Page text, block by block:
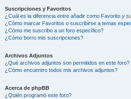
Suscripciones y Favoritos
¿Cuál es la diferencia entre añadir como Favorito y
¿Cómo marcar Favoritos o suscribirse a temas
¿Cómo me suscribo a un foro específico?
¿Cómo borro mis suscripciones?
Archivos Adjuntos
¿Qué archivos adjuntos son permitidos en este foro?
¿Cómo encuentro todos mis archivos adjuntos?
Acerca de phpBB
¿Quién programó este foro?